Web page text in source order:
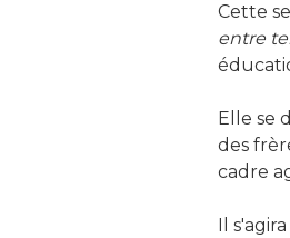
Cette
entre
Elle se
des
cadre
Il